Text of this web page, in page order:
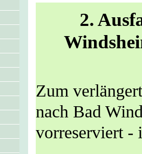
2.
Zum
nach Bad
vorreserviert -